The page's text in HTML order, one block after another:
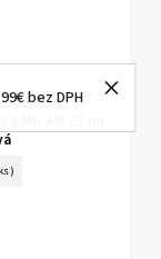
bez DPH